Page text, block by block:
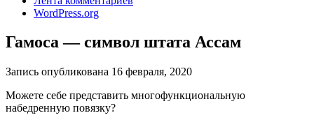
WordPress.org
Гамоса — символ штата Ассам
Запись опубликована 16 февраля, 2020
Можете себе представить многофункциональную
набедренную повязку?